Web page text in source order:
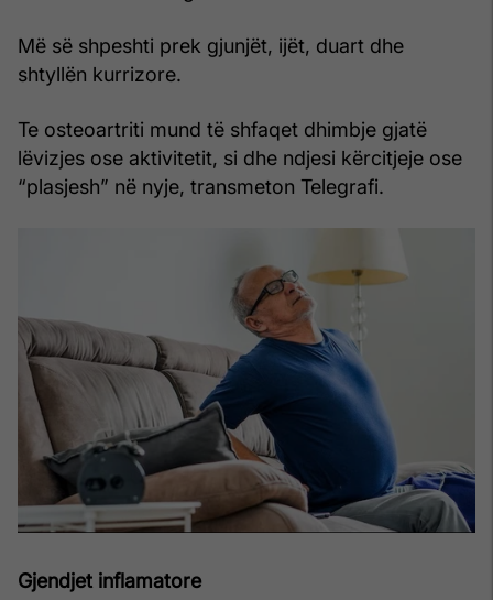
Më së shpeshti prek gjunjët, ijët, duart dhe
shtyllën kurrizore.
Te osteoartriti mund të shfaqet dhimbje gjatë
lëvizjes ose aktivitetit, si dhe ndjesi kërcitjeje ose
“plasjesh” në nyje, transmeton Telegrafi.
Gjendjet inflamatore